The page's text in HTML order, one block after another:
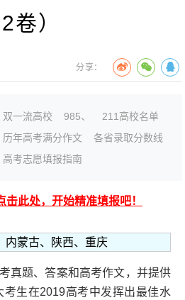
）
分享：
双一流高校 985、
211高校名单
历年高考满分作文
各省录取分数线
高考志愿填报指南
击此处，开始精准填报吧！
内蒙古、陕西、重庆
真题、答案和高考作文，并提供
生在2019高考中发挥出最佳水